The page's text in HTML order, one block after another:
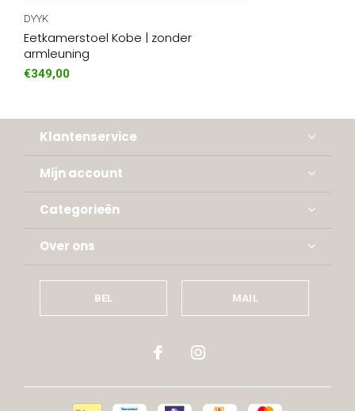
DYYK
Eetkamerstoel Kobe | zonder
armleuning
€349,00
Klantenservice
Mijn account
Categorieën
Over ons
BEL MAIL